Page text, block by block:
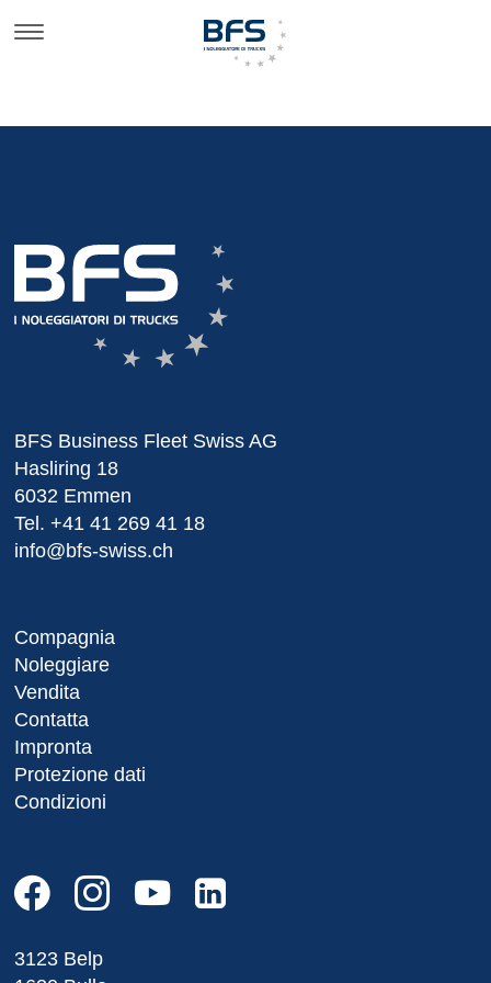
BFS Business Fleet Swiss AG
Hasliring 18
6032 Emmen
Tel. +41 41 269 41 18
info@bfs-swiss.ch
Compagnia
Noleggiare
Vendita
Contatta
Impronta
Protezione dati
Condizioni
3123 Belp